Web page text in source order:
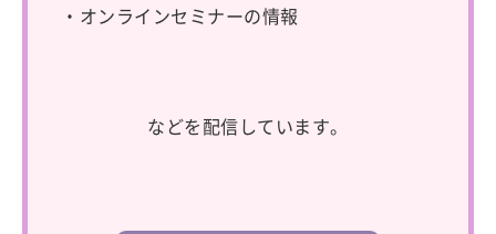
・オンラインセミナーの情報
などを配信しています。